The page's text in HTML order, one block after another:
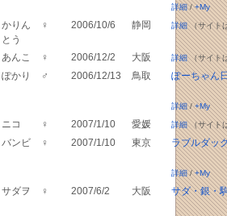
詳細/+My
かりん
とう
♀ 2006/10/6 静岡 詳細（サイト
あんこ ♀ 2006/12/2 大阪 詳細（サイト
ぽかり ♂ 2006/12/13 鳥取 ぽーちゃん
詳細/+My
ニコ ♀ 2007/1/10 愛媛 詳細（サイト
バンビ ♀ 2007/1/10 東京 ラブルダッ
詳細/+My
サダヲ ♀ 2007/6/2 大阪 サダ・銀・